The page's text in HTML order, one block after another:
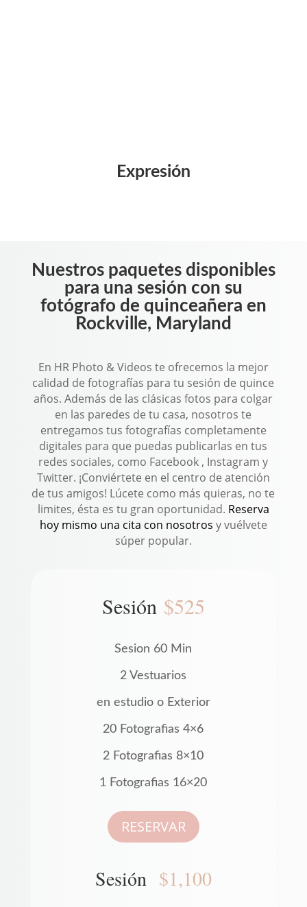
Expresión
Nuestros paquetes disponibles
para una sesión con su
fotógrafo de quinceañera en
Rockville, Maryland
En HR Photo & Videos te ofrecemos la mejor
calidad de fotografías para tu sesión de quince
años. Además de las clásicas fotos para colgar
en las paredes de tu casa, nosotros te
entregamos tus fotografías completamente
digitales para que puedas publicarlas en tus
redes sociales, como Facebook , Instagram y
Twitter. ¡Conviértete en el centro de atención
de tus amigos! Lúcete como más quieras, no te
limites, ésta es tu gran oportunidad. Reserva
hoy mismo una cita con nosotros y vuélvete
súper popular.
Sesión $525
Sesion 60 Min
2 Vestuarios
en estudio o Exterior
20 Fotografias 4×6
2 Fotografias 8×10
1 Fotografias 16×20
RESERVAR
Sesión $1,100